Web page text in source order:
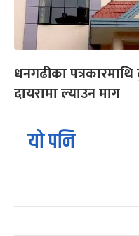
धनगढीका पत्रकारमाथि
दायरामा ल्याउन माग
यो पनि